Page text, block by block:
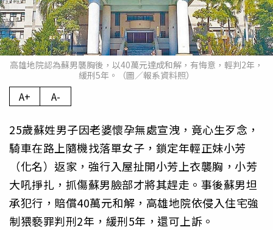
高雄地院認為蘇男襲胸後，以40萬元達成和解，有悔意，輕判2年，
緩刑5年。（圖／報系資料照）
A+ A-
25歲蘇姓男子因老婆懷孕無處宣洩，竟心生歹念，
騎車在路上隨機找落單女子，鎖定年輕正妹小芳
（化名）返家，強行入屋扯開小芳上衣襲胸，小芳
大吼掙扎，抓傷蘇男臉部才將其趕走。事後蘇男坦
承犯行，賠償40萬元和解，高雄地院依侵入住宅強
制猥褻罪判刑2年，緩刑5年，還可上訴。